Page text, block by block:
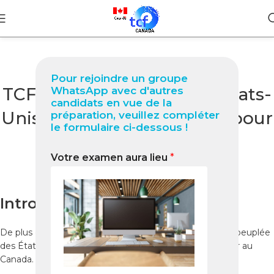
Pour rejoindre un groupe
WhatsApp avec d'autres
candidats en vue de la
préparation, veuillez compléter
le formulaire ci-dessous !
Votre examen aura lieu *
BLOG
TCF Canada à New York (États-
Unis) Guide complet 2025 pour
NabilOn novembre 8, 2025
Introduction
De plus en plus de candidats àNew York, la ville la plus peuplée
des États-Unis, souhaitent étudier, travailler ou immigrer au
Canada.